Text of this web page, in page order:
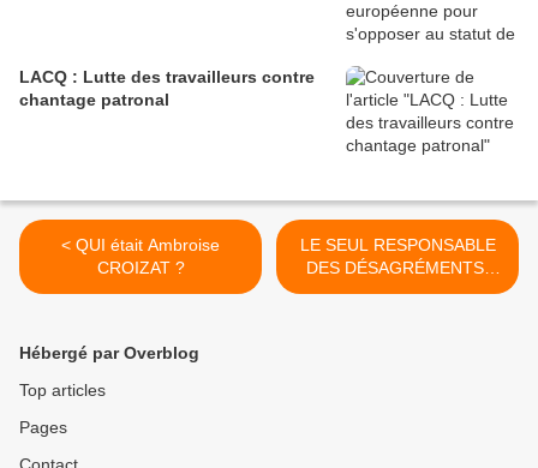
LACQ : Lutte des travailleurs contre
chantage patronal
< QUI était Ambroise
CROIZAT ?
LE SEUL RESPONSABLE
DES DÉSAGRÉMENTS,
C’EST MACRON ET SON
Hébergé par Overblog
Top articles
Pages